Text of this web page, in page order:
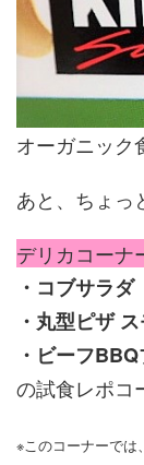
オーガニック
あと、ちょ
デリカコーナ
・コブサラダ
・丸型ピザ
・ビーフ
の試食レポコ
※このコーナーでは